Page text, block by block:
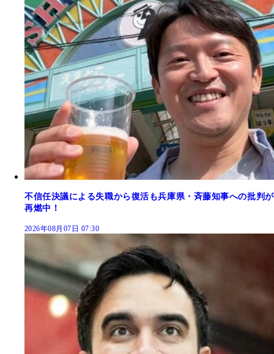
不信任決議による失職から復活も兵庫県・斉藤知事への批判が
再燃中！
2026年08月07日 07:30